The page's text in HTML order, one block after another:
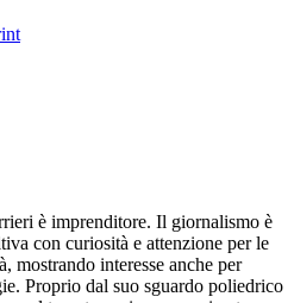
è imprenditore. Il giornalismo è
con curiosità e attenzione per le
mostrando interesse anche per
Proprio dal suo sguardo poliedrico